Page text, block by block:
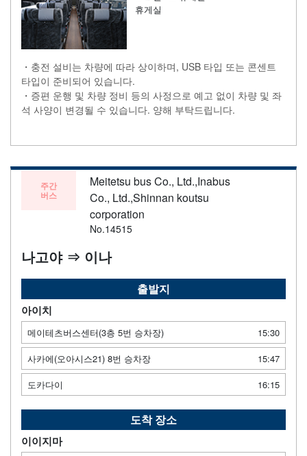
휴게실
・충전 설비는 차량에 따라 상이하며, USB 타입 또는 콘센트
타입이 준비되어 있습니다.
・증편 운행 및 차량 정비 등의 사정으로 예고 없이 차량 및 좌
석 사양이 변경될 수 있습니다. 양해 부탁드립니다.
주간
버스
Meitetsu bus Co., Ltd.,Inabus
Co., Ltd.,Shinnan koutsu
corporation
No.14515
나고야 ⇒ 이나
출발지
아이치
메이테츠버스센터(3층 5번 승차장)
15:30
사카에(오아시스21) 8번 승차장
15:47
도카다이
16:15
도착 장소
이이지마